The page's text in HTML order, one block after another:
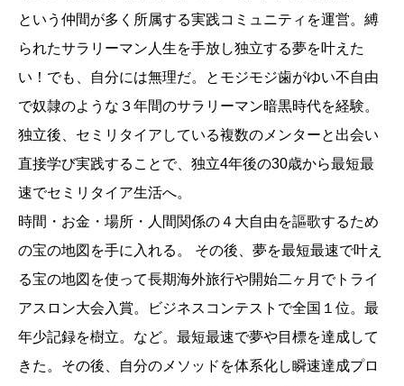
という仲間が多く所属する実践コミュニティを運営。縛
られたサラリーマン人生を手放し独立する夢を叶えた
い！でも、自分には無理だ。とモジモジ歯がゆい不自由
で奴隷のような３年間のサラリーマン暗黒時代を経験。
独立後、セミリタイアしている複数のメンターと出会い
直接学び実践することで、独立4年後の30歳から最短最
速でセミリタイア生活へ。
時間・お金・場所・人間関係の４大自由を謳歌するため
の宝の地図を手に入れる。 その後、夢を最短最速で叶え
る宝の地図を使って長期海外旅行や開始二ヶ月でトライ
アスロン大会入賞。ビジネスコンテストで全国１位。最
年少記録を樹立。など。最短最速で夢や目標を達成して
きた。その後、自分のメソッドを体系化し瞬速達成プロ